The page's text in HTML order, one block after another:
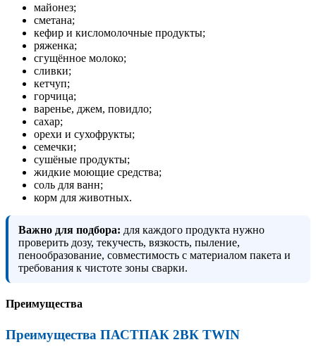
майонез;
сметана;
кефир и кисломолочные продукты;
ряженка;
сгущённое молоко;
сливки;
кетчуп;
горчица;
варенье, джем, повидло;
сахар;
орехи и сухофрукты;
семечки;
сушёные продукты;
жидкие моющие средства;
соль для ванн;
корм для животных.
Важно для подбора: для каждого продукта нужно
проверить дозу, текучесть, вязкость, пыление,
пенообразование, совместимость с материалом пакета и
требования к чистоте зоны сварки.
Преимущества
Преимущества ПАСТПАК 2ВК TWIN